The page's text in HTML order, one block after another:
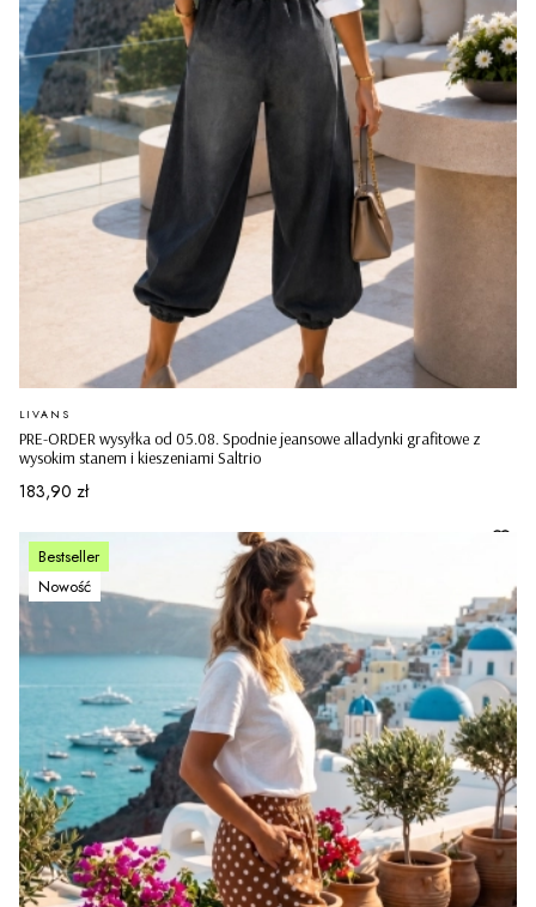
PRE-ORDER wysyłka od 05.08. Spodnie jeansowe alladynki grafitowe z
wysokim stanem i kieszeniami Saltrio
PRODUCENT
LIVANS
Cena
183,90 zł
Bestseller
Nowość